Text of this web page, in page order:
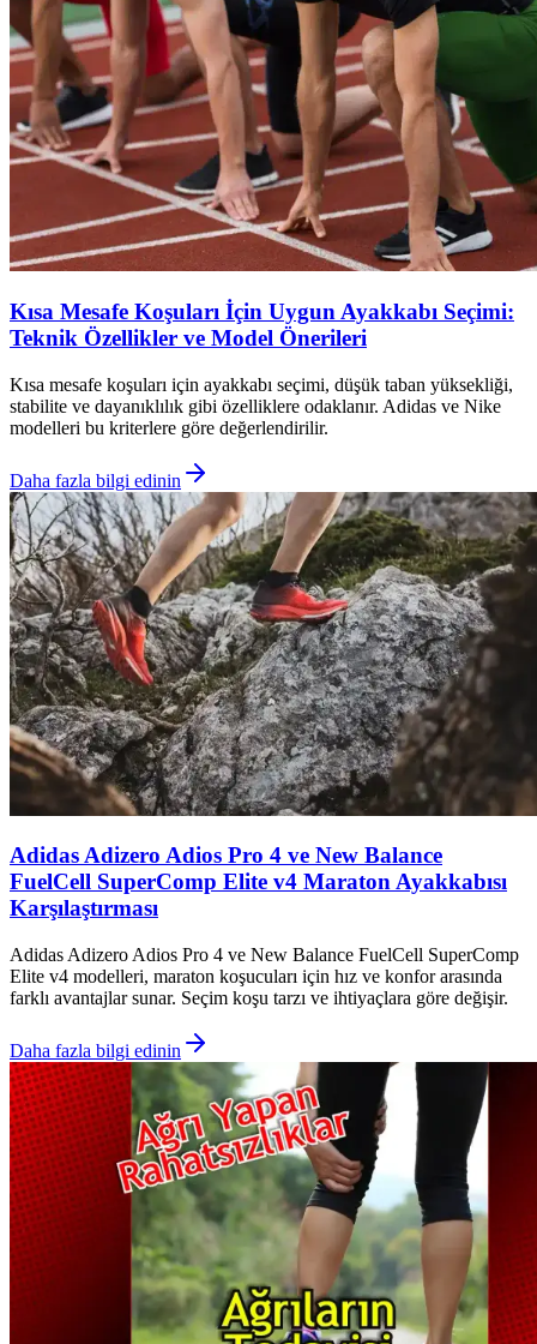
Kısa Mesafe Koşuları İçin Uygun Ayakkabı Seçimi:
Teknik Özellikler ve Model Önerileri
Kısa mesafe koşuları için ayakkabı seçimi, düşük taban yüksekliği,
stabilite ve dayanıklılık gibi özelliklere odaklanır. Adidas ve Nike
modelleri bu kriterlere göre değerlendirilir.
Daha fazla bilgi edinin
Adidas Adizero Adios Pro 4 ve New Balance
FuelCell SuperComp Elite v4 Maraton Ayakkabısı
Karşılaştırması
Adidas Adizero Adios Pro 4 ve New Balance FuelCell SuperComp
Elite v4 modelleri, maraton koşucuları için hız ve konfor arasında
farklı avantajlar sunar. Seçim koşu tarzı ve ihtiyaçlara göre değişir.
Daha fazla bilgi edinin